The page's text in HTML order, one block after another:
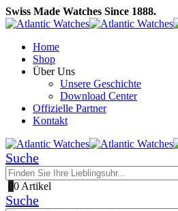
Swiss Made Watches Since 1888.
Home
Shop
Über Uns
Unsere Geschichte
Download Center
Offizielle Partner
Kontakt
Suche
00 Artikel
Suche